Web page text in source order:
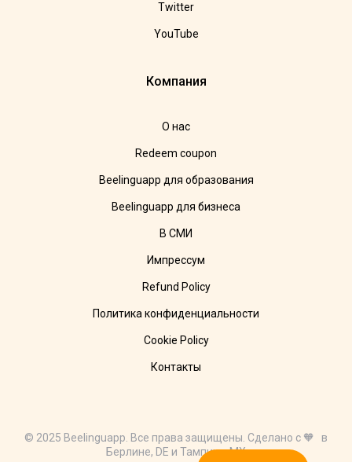
Twitter
YouTube
Компания
О нас
Redeem coupon
Beelinguapp для образования
Beelinguapp для бизнеса
В СМИ
Импрессум
Refund Policy
Политика конфиденциальности
Cookie Policy
Контакты
© 2025 Beelinguapp. Все права защищены. Сделано с 🧡 в
Берлине, DE и Тампико, MX